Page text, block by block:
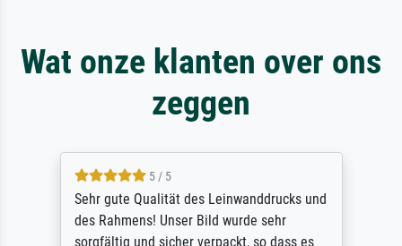
Wat onze klanten over ons
zeggen
5 / 5
Sehr gute Qualität des Leinwanddrucks und
des Rahmens! Unser Bild wurde sehr
sorgfältig und sicher verpackt, so dass es